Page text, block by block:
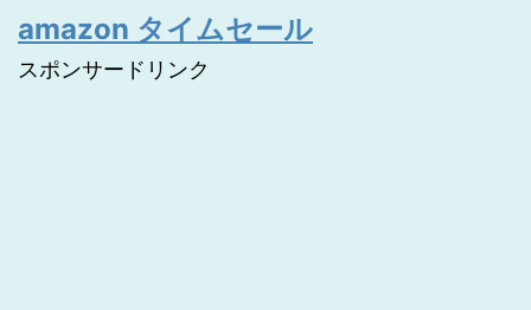
amazon タイムセール
スポンサードリンク